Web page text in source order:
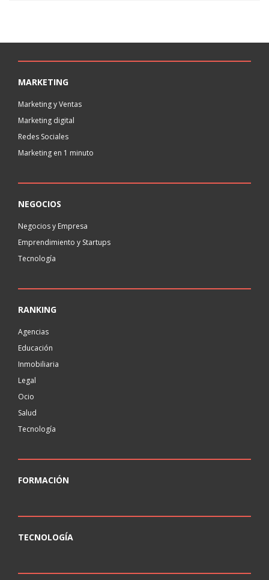
MARKETING
Marketing y Ventas
Marketing digital
Redes Sociales
Marketing en 1 minuto
NEGOCIOS
Negocios y Empresa
Emprendimiento y Startups
Tecnología
RANKING
Agencias
Educación
Inmobiliaria
Legal
Ocio
Salud
Tecnología
FORMACIÓN
TECNOLOGÍA